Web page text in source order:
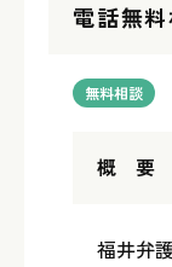
電話無
無料相談
概 要
福井弁